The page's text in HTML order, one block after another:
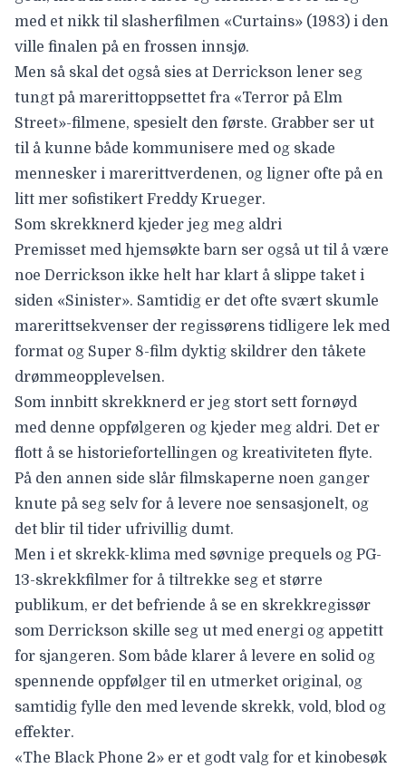
med et nikk til slasherfilmen «Curtains» (1983) i den
ville finalen på en frossen innsjø.
Men så skal det også sies at Derrickson lener seg
tungt på marerittoppsettet fra «Terror på Elm
Street»-filmene, spesielt den første. Grabber ser ut
til å kunne både kommunisere med og skade
mennesker i marerittverdenen, og ligner ofte på en
litt mer sofistikert Freddy Krueger.
Som skrekknerd kjeder jeg meg aldri
Premisset med hjemsøkte barn ser også ut til å være
noe Derrickson ikke helt har klart å slippe taket i
siden «Sinister». Samtidig er det ofte svært skumle
marerittsekvenser der regissørens tidligere lek med
format og Super 8-film dyktig skildrer den tåkete
drømmeopplevelsen.
Som innbitt skrekknerd er jeg stort sett fornøyd
med denne oppfølgeren og kjeder meg aldri. Det er
flott å se historiefortellingen og kreativiteten flyte.
På den annen side slår filmskaperne noen ganger
knute på seg selv for å levere noe sensasjonelt, og
det blir til tider ufrivillig dumt.
Men i et skrekk-klima med søvnige prequels og PG-
13-skrekkfilmer for å tiltrekke seg et større
publikum, er det befriende å se en skrekkregissør
som Derrickson skille seg ut med energi og appetitt
for sjangeren. Som både klarer å levere en solid og
spennende oppfølger til en utmerket original, og
samtidig fylle den med levende skrekk, vold, blod og
effekter.
«The Black Phone 2» er et godt valg for et kinobesøk